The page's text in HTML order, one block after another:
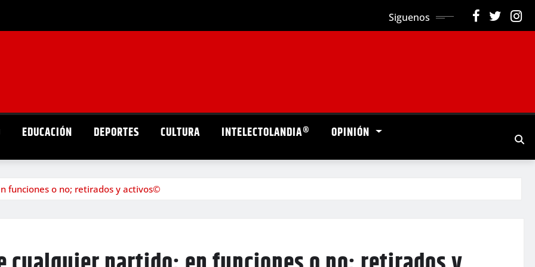
Siguenos
EDUCACIÓN DEPORTES CULTURA INTELECTOLANDIA® OPINIÓN
funciones o no; retirados y activos©